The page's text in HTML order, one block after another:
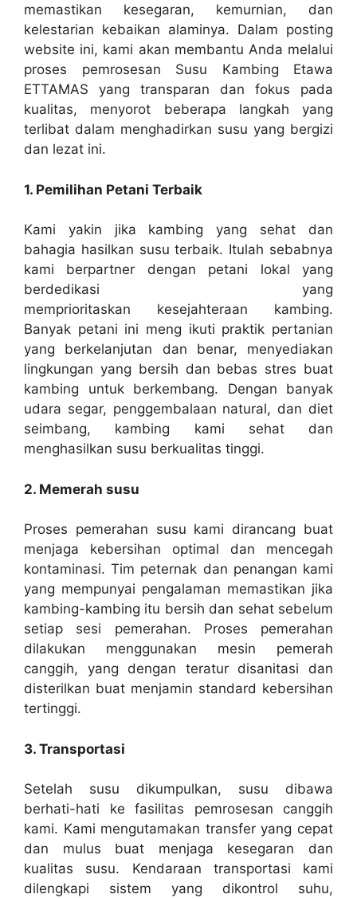
memastikan kesegaran, kemurnian, dan
kelestarian kebaikan alaminya. Dalam posting
website ini, kami akan membantu Anda melalui
proses pemrosesan Susu Kambing Etawa
ETTAMAS yang transparan dan fokus pada
kualitas, menyorot beberapa langkah yang
terlibat dalam menghadirkan susu yang bergizi
dan lezat ini.
1. Pemilihan Petani Terbaik
Kami yakin jika kambing yang sehat dan
bahagia hasilkan susu terbaik. Itulah sebabnya
kami berpartner dengan petani lokal yang
berdedikasi yang
memprioritaskan kesejahteraan kambing.
Banyak petani ini meng ikuti praktik pertanian
yang berkelanjutan dan benar, menyediakan
lingkungan yang bersih dan bebas stres buat
kambing untuk berkembang. Dengan banyak
udara segar, penggembalaan natural, dan diet
seimbang, kambing kami sehat dan
menghasilkan susu berkualitas tinggi.
2. Memerah susu
Proses pemerahan susu kami dirancang buat
menjaga kebersihan optimal dan mencegah
kontaminasi. Tim peternak dan penangan kami
yang mempunyai pengalaman memastikan jika
kambing-kambing itu bersih dan sehat sebelum
setiap sesi pemerahan. Proses pemerahan
dilakukan menggunakan mesin pemerah
canggih, yang dengan teratur disanitasi dan
disterilkan buat menjamin standard kebersihan
tertinggi.
3. Transportasi
Setelah susu dikumpulkan, susu dibawa
berhati-hati ke fasilitas pemrosesan canggih
kami. Kami mengutamakan transfer yang cepat
dan mulus buat menjaga kesegaran dan
kualitas susu. Kendaraan transportasi kami
dilengkapi sistem yang dikontrol suhu,